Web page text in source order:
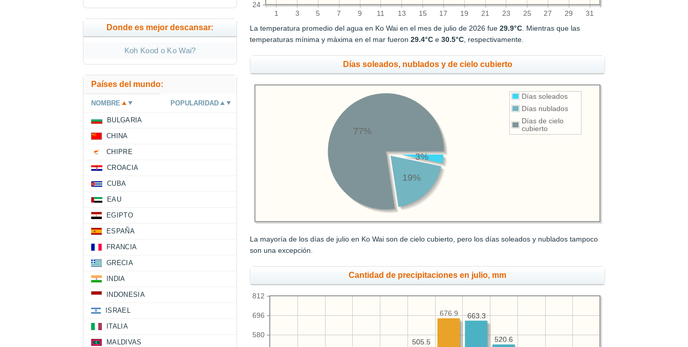
1 3 5 7 9 11 13 15 17 19 21 23 25 27 29 31
24
La temperatura promedio del agua en Ko Wai en el mes de julio de 2026 fue29.9°C. Mientras que las
temperaturas mínima y máxima en el mar fueron29.4°C e30.5°C, respectivamente.
Días soleados, nublados y de cielo cubierto
Días soleados
Días nublados
Días de cielo
cubierto
3%
19%
77%
La mayoría de los días de julio en Ko Wai son de cielo cubierto, pero los días soleados y nublados tampoco
son una excepción.
Cantidad de precipitaciones en julio, mm
580
696
812
520.6
663.3
505.5 520.6
663.3
676.9
505.5
Donde es mejor descansar:
Koh Kood o Ko Wai?
Países del mundo:
NOMBRE POPULARIDAD
BULGARIA
CHINA
CHIPRE
CROACIA
CUBA
EAU
EGIPTO
ESPAÑA
FRANCIA
GRECIA
INDIA
INDONESIA
ISRAEL
ITALIA
MALDIVAS